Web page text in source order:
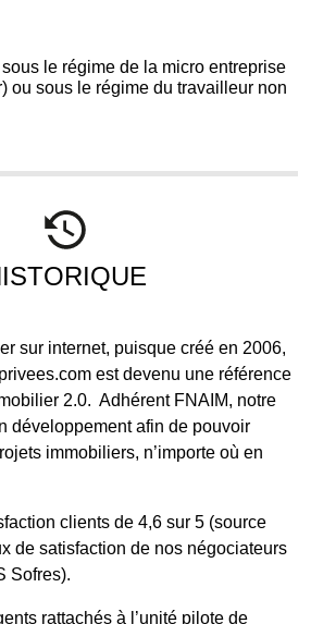
le régime de la micro entreprise
ou sous le régime du travailleur non
sur internet, puisque créé en 2006,
est devenu une référence
2.0. Adhérent FNAIM, notre
développement afin de pouvoir
immobiliers, n’importe où en
clients de 4,6 sur 5 (source
de satisfaction de nos négociateurs
Sofres).
rattachés à l’unité pilote de